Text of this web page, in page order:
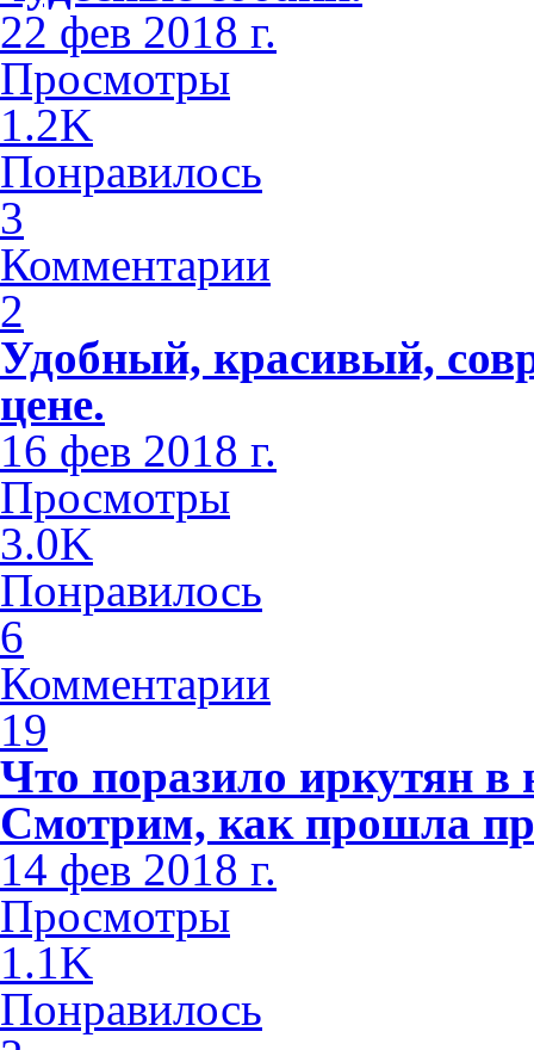
22 фев 2018 г.
Просмотры
1.2K
Понравилось
3
Комментарии
2
Удобный, красивый,
цене.
16 фев 2018 г.
Просмотры
3.0K
Понравилось
6
Комментарии
19
Что поразило иркутян
Смотрим, как прошла
14 фев 2018 г.
Просмотры
1.1K
Понравилось